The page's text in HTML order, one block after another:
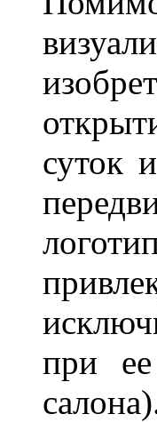
суток
при